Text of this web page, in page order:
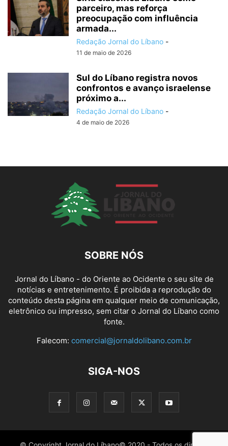
parceiro, mas reforça
preocupação com influência
armada...
Redação Jornal do Líbano -
11 de maio de 2026
Sul do Líbano registra novos
confrontos e avanço israelense
próximo a...
Redação Jornal do Líbano -
4 de maio de 2026
SOBRE NÓS
Jornal do Líbano - do Oriente ao Ocidente o seu site de
notícias e entretenimento. É proibida a reprodução do
conteúdo desta página em qualquer meio de comunicação,
eletrônico ou impresso, sem citar o Jornal do Líbano como
fonte.
Falecom: comercial@jornaldolibano.com.br
SIGA-NOS